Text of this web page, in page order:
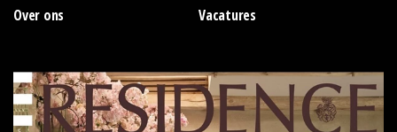
Over ons
Vacatures